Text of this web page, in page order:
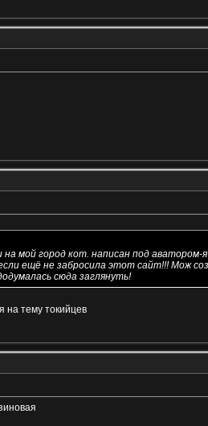
на мой город кот. написан под
ещё не забросила этот сайт!!! Мож
сюда заглянуть!
на тему токийцев